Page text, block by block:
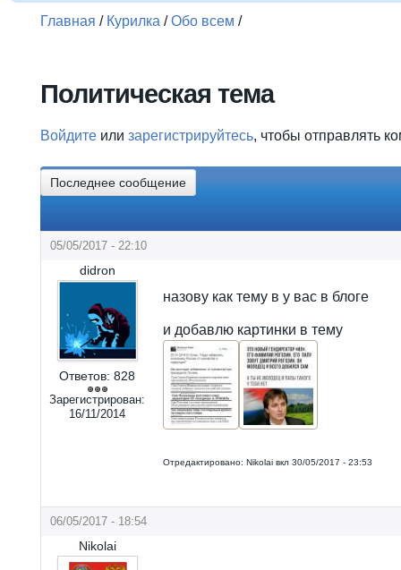
Главная / Курилка /Обо всем /
Политическая тема
Войдите или зарегистрируйтесь, чтобы отправлять
Последнее сообщение
05/05/2017 - 22:10
didron
Ответов: 828
Зарегистрирован:
16/11/2014
назову как тему в у вас в блоге
и добавлю картинки в тему
Отредактировано: Nikolaiвкл 30/05/2017 - 23:53
06/05/2017 - 18:54
Nikolai